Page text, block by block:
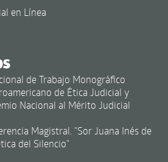
en Línea
de Trabajo Monográfico
de Ética Judicial y
Nacional al Mérito Judicial
Magistral. "Sor Juana Inés de
del Silencio"